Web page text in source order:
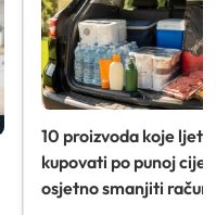
10 proizvoda koje ljeti
kupovati po punoj
osjetno smanjiti račun)